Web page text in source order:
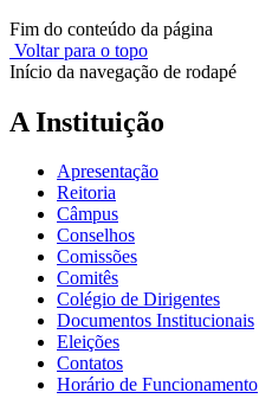
Fim do conteúdo da página
Voltar para o topo
Início da navegação de rodapé
A Instituição
Apresentação
Reitoria
Câmpus
Conselhos
Comissões
Comitês
Colégio de Dirigentes
Documentos Institucionais
Eleições
Contatos
Horário de Funcionamento